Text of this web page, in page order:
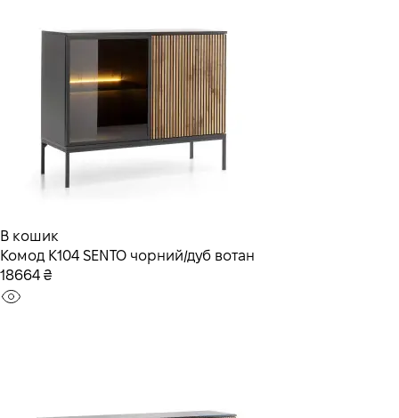
В кошик
Комод K104 SENTO чорний/дуб вотан
18664 ₴